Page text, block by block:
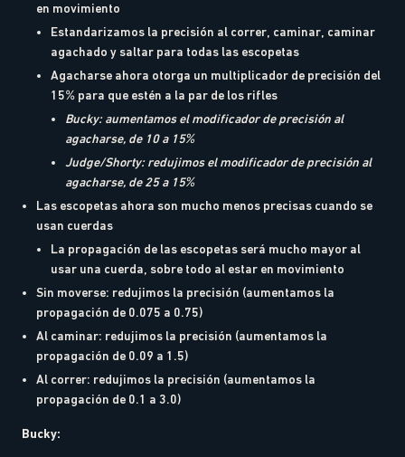
en movimiento
Estandarizamos la precisión al correr, caminar, caminar
agachado y saltar para todas las escopetas
Agacharse ahora otorga un multiplicador de precisión del
15% para que estén a la par de los rifles
Bucky: aumentamos el modificador de precisión al
agacharse, de 10 a 15%
Judge/Shorty: redujimos el modificador de precisión al
agacharse, de 25 a 15%
Las escopetas ahora son mucho menos precisas cuando se
usan cuerdas
La propagación de las escopetas será mucho mayor al
usar una cuerda, sobre todo al estar en movimiento
Sin moverse: redujimos la precisión (aumentamos la
propagación de 0.075 a 0.75)
Al caminar: redujimos la precisión (aumentamos la
propagación de 0.09 a 1.5)
Al correr: redujimos la precisión (aumentamos la
propagación de 0.1 a 3.0)
Bucky: